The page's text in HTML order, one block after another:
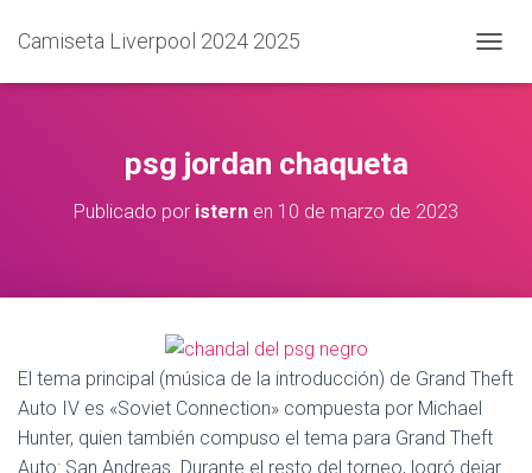
Camiseta Liverpool 2024 2025
A
A
G
A
psg jordan chaqueta
Publicado por istern en 10 de marzo de 2023
El tema principal (música de la introducción) de Grand Theft
Auto IV es «Soviet Connection» compuesta por Michael
Hunter, quien también compuso el tema para Grand Theft
Auto: San Andreas. Durante el resto del torneo, logró dejar